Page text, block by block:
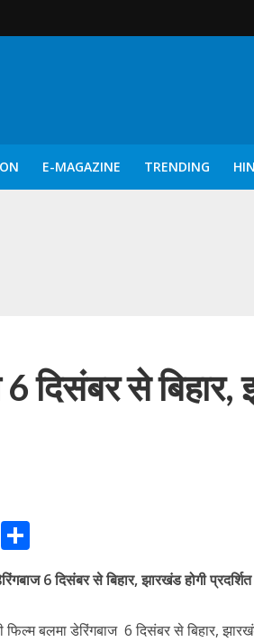
E-MAGAZINE TRENDING
के मांगिला जानु हुआ रिलीज, दर्शकों का मिल रहा भरपूर प्यार
6 दिसंबर से
E
h
ar
e
6 दिसंबर से बिहार, झारखंड होगी प्रदर्शित
फिल्म बलमा डेरिंगबाज 6 दिसंबर से बिहार,